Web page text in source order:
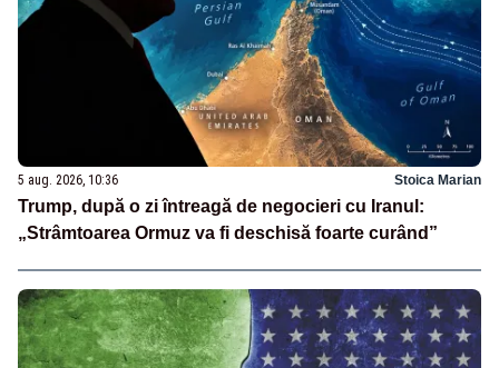
5 aug. 2026, 10:36 Stoica Marian
Trump, după o zi întreagă de negocieri cu Iranul:
„Strâmtoarea Ormuz va fi deschisă foarte curând”